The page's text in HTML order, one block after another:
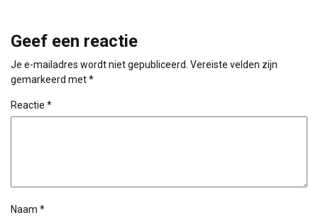
Geef een reactie
Je e-mailadres wordt niet gepubliceerd. Vereiste velden zijn
gemarkeerd met*
Reactie *
Naam *